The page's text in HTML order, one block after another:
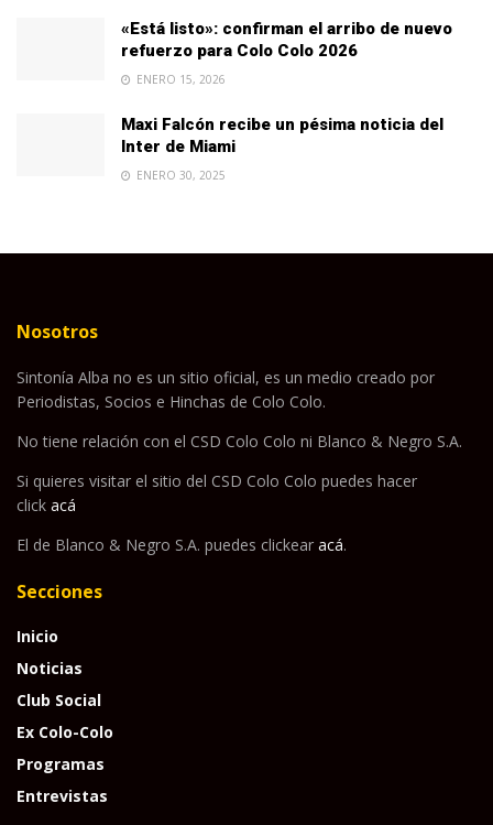
«Está listo»: confirman el arribo de nuevo
refuerzo para Colo Colo 2026
ENERO 15, 2026
Maxi Falcón recibe un pésima noticia del
Inter de Miami
ENERO 30, 2025
Nosotros
Sintonía Alba no es un sitio oficial, es un medio creado por
Periodistas, Socios e Hinchas de Colo Colo.
No tiene relación con el CSD Colo Colo ni Blanco & Negro S.A.
Si quieres visitar el sitio del CSD Colo Colo puedes hacer
click acá
El de Blanco & Negro S.A. puedes clickear acá.
Secciones
Inicio
Noticias
Club Social
Ex Colo-Colo
Programas
Entrevistas